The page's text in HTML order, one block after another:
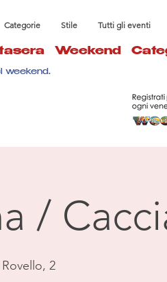
Categorie Stile Tutti gli eventi
Weekend
weekend.
/
2